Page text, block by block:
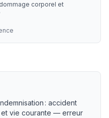
corporel et
: accident
vie courante — erreur